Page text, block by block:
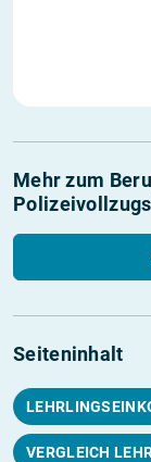
Mehr zum
Seiteninhalt
VERGLEICH